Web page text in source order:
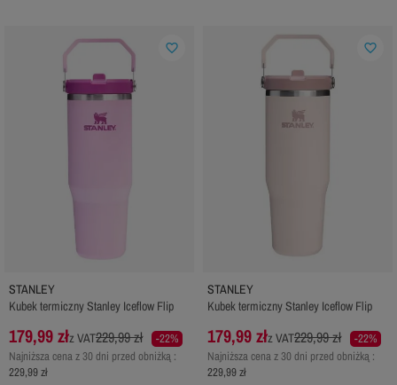
STANLEY
Kubek termiczny Stanley Iceflow Flip
179,99 złz VAT229,99 zł
-22%
Najniższa cena z 30 dni przed obniżką :
229,99 zł
favorite_border
STANLEY
Kubek termiczny Stanley Iceflow Flip
179,99 złz VAT229,99 zł
-22%
Najniższa cena z 30 dni przed obniżką :
229,99 zł
favorite_border